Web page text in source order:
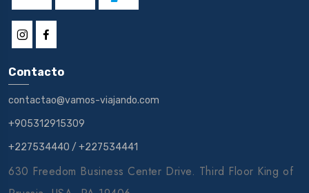
Contacto
contactao@vamos-viajando.com
+905312915309
+227534440 / +227534441
630 Freedom Business Center Drive. Third Floor King of